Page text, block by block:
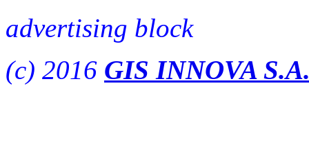
advertising block
(c) 2016 GIS INNOVA